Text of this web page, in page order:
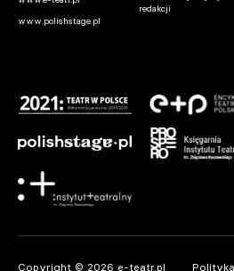
www.polishstage.pl
redakcji
Copyright © 2026 e-teatr.pl